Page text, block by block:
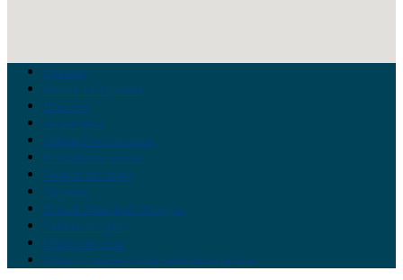
Главная
Война на Украине
Новости
Аналитика
Тайны Геополитики
Российские элиты
Теория заговора
Украина
Новый Мировой Порядок
Тайны истории
Обратная связь
Правила комментирования материалов